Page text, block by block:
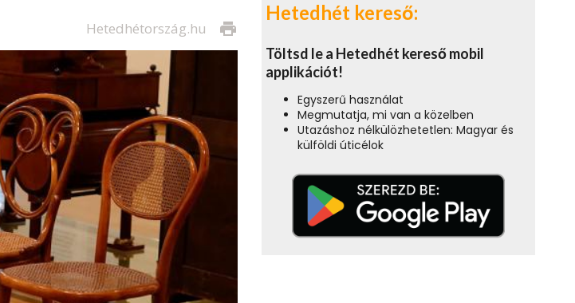
print
Hetedhétország.hu
Hetedhét kereső:
Töltsd le a Hetedhét kereső mobil
applikációt!
Egyszerű használat
Megmutatja, mi van a közelben
Utazáshoz nélkülözhetetlen: Magyar és
külföldi úticélok